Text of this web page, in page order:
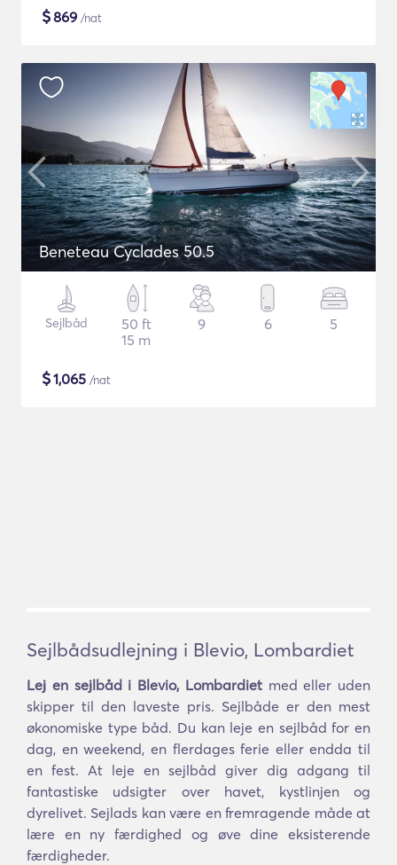
$869 /nat
Beneteau Cyclades 50.5
Sejlbåd
50 ft
15 m
9 6 5
$1,065 /nat
Sejlbådsudlejning i Blevio, Lombardiet
Lej en sejlbåd i Blevio, Lombardietmed eller uden
skipper til den laveste pris. Sejlbåde er den mest
økonomiske type båd. Du kan leje en sejlbåd for en
dag, en weekend, en flerdages ferie eller endda til
en fest. At leje en sejlbåd giver dig adgang til
fantastiske udsigter over havet, kystlinjen og
dyrelivet. Sejlads kan være en fremragende måde at
lære en ny færdighed og øve dine eksisterende
færdigheder.